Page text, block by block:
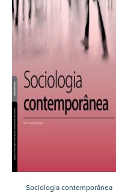
Sociologia contemporânea